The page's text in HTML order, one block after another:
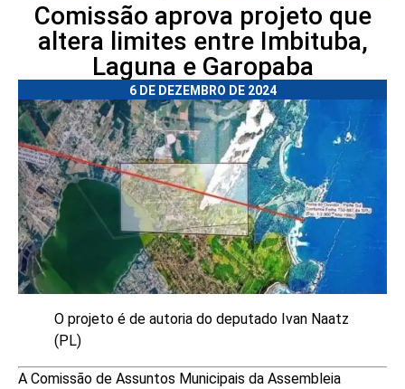
Comissão aprova projeto que
altera limites entre Imbituba,
Laguna e Garopaba
6 DE DEZEMBRO DE 2024
O projeto é de autoria do deputado Ivan Naatz
(PL)
A Comissão de Assuntos Municipais da Assembleia